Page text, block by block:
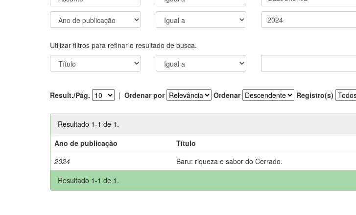
Utilizar filtros para refinar o resultado de busca.
Result./Pág. | Ordenar por Ordenar Registro(s)
Resultado 1-1 de 1.
Ano de publicação
Título
2024
Baru: riqueza e sabor do Cerrado.
Resultado 1-1 de 1.